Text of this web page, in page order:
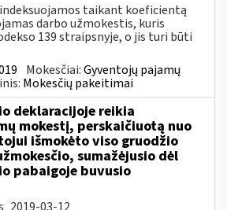
taikant koeficientą
darbo užmokestis, kuris
139 straipsnyje, o jis turi būti
Mokesčiai:Gyventojų pajamų
Mokesčių pakeitimai
deklaracijoje reikia
mokestį, perskaičiuotą nuo
išmokėto viso gruodžio
sumažėjusio dėl
pabaigoje buvusio
2019-03-12